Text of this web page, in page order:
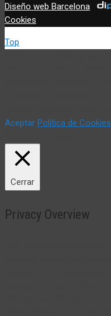
Diseño web Barcelona:
Cookies
Top
Aceptar Política de Cookies
Cerrar
Privacy Overview